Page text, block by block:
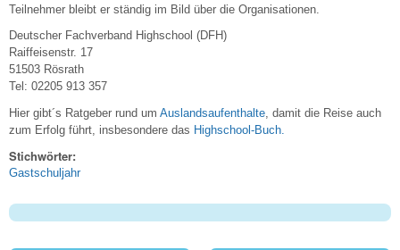
Teilnehmer bleibt er ständig im Bild über die Organisationen.
Deutscher Fachverband Highschool (DFH)
Raiffeisenstr. 17
51503 Rösrath
Tel: 02205 913 357
Hier gibt´s Ratgeber rund um Auslandsaufenthalte , damit die Reise auch
zum Erfolg führt, insbesondere das Highschool-Buch.
Stichwörter:
Gastschuljahr